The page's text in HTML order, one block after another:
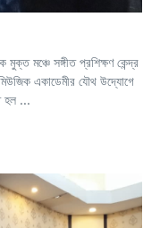
মঞ্চে সঙ্গীত প্রশিক্ষণ কেন্দ্র
একাডেমীর যৌথ উদ্যোগে
হল ...